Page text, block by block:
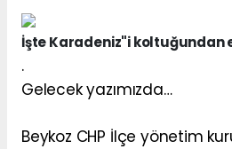
İşte Karadeniz"i koltuğundan
.
Gelecek yazımızda…
Beykoz CHP İlçe yönetim